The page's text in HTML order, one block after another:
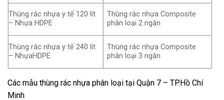
Thùng rác nhựa y tế 120 lít
– Nhựa HDPE
Thùng rác nhựa Composite
phân loại 2 ngăn
Thùng rác nhựa y tế 240 lít
– NhựaHDPE
Thùng rác nhựa Composite
phân loại 3 ngăn
Các mẫu thùng rác nhựa phân loại tại Quận 7 – TP.Hồ Chí
Minh